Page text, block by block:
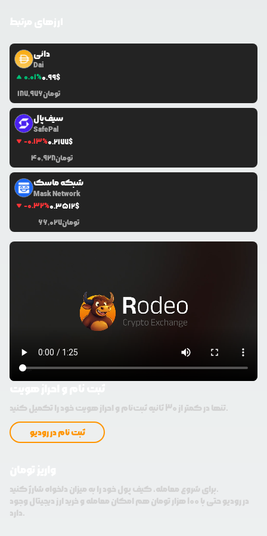
دائی
Dai
0.01%0.99$
187,976تومان
سیف‌پال
SafePal
-0.13%0.2177$
40,928تومان
شبکه ماسک
Mask Network
-0.32%0.3512$
66,027تومان
تنها در کمتر از 30 ثانیه ثبت‌نام و احراز هویت خود را تکمیل کنید.
ثبت نام در رودیو
برای شروع معامله، کیف پول خود را به میزان دلخواه شارژ کنید.
در رودیو حتی با 100 هزار تومان هم امکان معامله و خرید ارز دیجیتال وجود
دارد.